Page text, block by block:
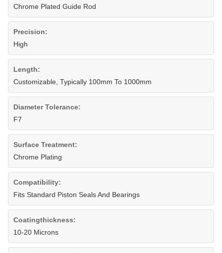
Chrome Plated Guide Rod
Precision:
High
Length:
Customizable, Typically 100mm To 1000mm
Diameter Tolerance:
F7
Surface Treatment:
Chrome Plating
Compatibility:
Fits Standard Piston Seals And Bearings
Coatingthickness:
10-20 Microns